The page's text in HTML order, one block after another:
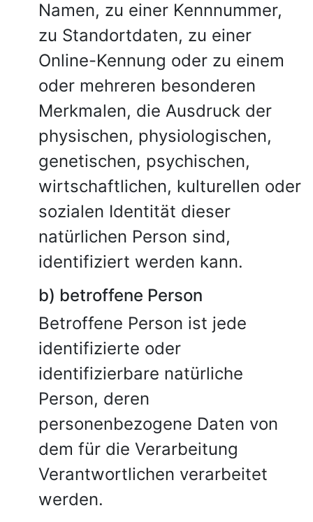
Namen, zu einer Kennnummer,
zu Standortdaten, zu einer
Online-Kennung oder zu einem
oder mehreren besonderen
Merkmalen, die Ausdruck der
physischen, physiologischen,
genetischen, psychischen,
wirtschaftlichen, kulturellen oder
sozialen Identität dieser
natürlichen Person sind,
identifiziert werden kann.
b) betroffene Person
Betroffene Person ist jede
identifizierte oder
identifizierbare natürliche
Person, deren
personenbezogene Daten von
dem für die Verarbeitung
Verantwortlichen verarbeitet
werden.